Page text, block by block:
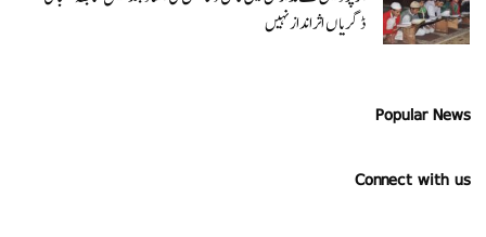
ڈگریا ں اثرانداز نہیں
Popular News
Connect with us